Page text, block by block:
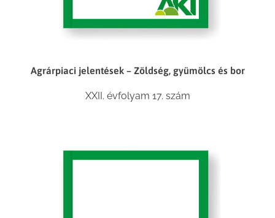
Agrárpiaci jelentések – Zöldség, gyümölcs és bor
XXII. évfolyam 17. szám